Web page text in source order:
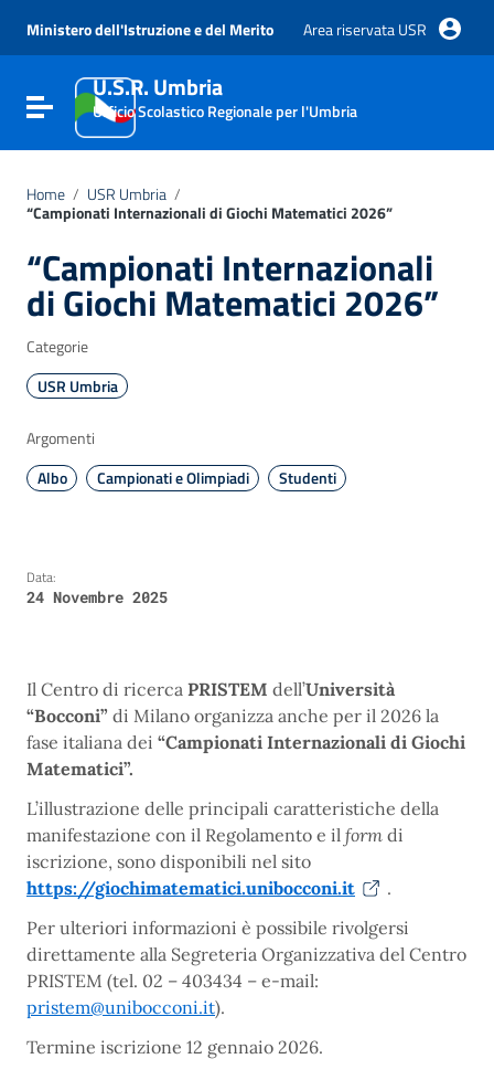
Vai al menu di navigazione
Vai al footer
Ministero dell'Istruzione e del Merito Area riservata USR
Attiva / disattiva la navigazione
U.S.R. Umbria
Ufficio Scolastico Regionale per l'Umbria
Home / USR Umbria /
“Campionati Internazionali di Giochi Matematici 2026”
“Campionati Internazionali
di Giochi Matematici 2026”
Categorie
USR Umbria
Argomenti
Albo
Campionati e Olimpiadi Studenti
Data:
24 Novembre 2025
Il Centro di ricerca PRISTEM dell’Università
“Bocconi” di Milano organizza anche per il 2026 la
fase italiana dei “Campionati Internazionali di Giochi
Matematici”.
L’illustrazione delle principali caratteristiche della
manifestazione con il Regolamento e il form di
iscrizione, sono disponibili nel sito
https://giochimatematici.unibocconi.it
.
Per ulteriori informazioni è possibile rivolgersi
direttamente alla Segreteria Organizzativa del Centro
PRISTEM (tel. 02 – 403434 – e-mail:
pristem@unibocconi.it).
Termine iscrizione 12 gennaio 2026.